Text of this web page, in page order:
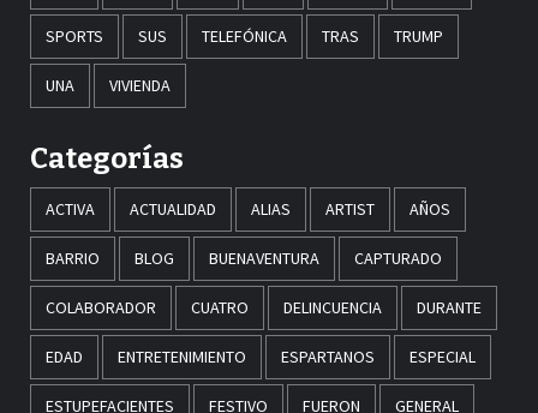
SPORTS SUS TELEFÓNICA TRAS TRUMP
UNA VIVIENDA
Categorías
ACTIVA ACTUALIDAD ALIAS ARTIST AÑOS
BARRIO BLOG BUENAVENTURA CAPTURADO
COLABORADOR CUATRO DELINCUENCIA DURANTE
EDAD ENTRETENIMIENTO ESPARTANOS ESPECIAL
ESTUPEFACIENTES FESTIVO FUERON GENERAL